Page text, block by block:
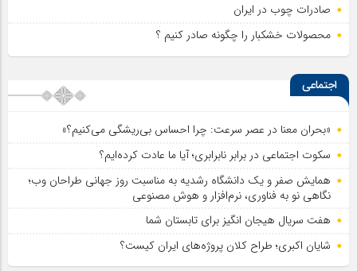
صادرات چوب در ایران
محصولات خشکبار را چگونه صادر کنیم ؟
اجتماعی
«بحران معنا در عصر سرعت: چرا احساس بی‌ریشگی می‌کنیم؟»
سکوت اجتماعی در برابر نابرابری؛ آیا ما عادت کرده‌ایم؟
همایش صفر و یک دانشگاه رشدیه به مناسبت روز جهانی طراحان وب؛
نگاهی نو به فناوری، نرم‌افزار و هوش مصنوعی
هفت سریال هیجان انگیز برای تابستان شما
شایان اکبری؛ طراح کلان پروژه‌های ایران کیست؟